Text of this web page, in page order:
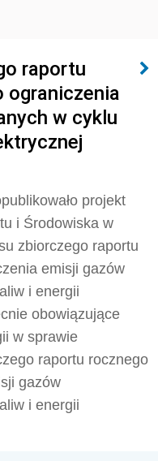
raportu
ograniczenia
w cyklu
projekt
i Środowiska w
zbiorczego raportu
emisji gazów
i energii
obowiązujące
w sprawie
raportu rocznego
gazów
i energii